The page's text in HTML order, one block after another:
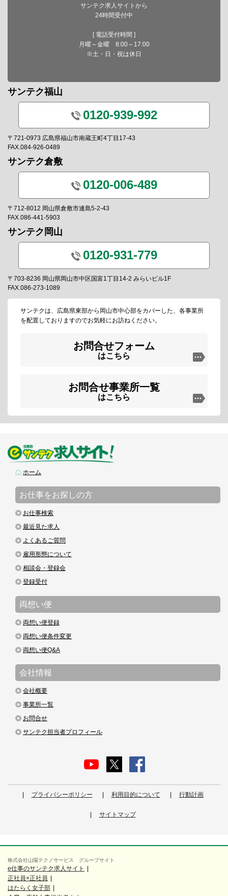
サンテク求人サイトから
24時間受付中
[ 電話受付時間 ]
月曜～金曜 8:00～17:00
※土・日・祝は休日
サンテク福山
0120-939-992
〒721-0973 広島県福山市南蔵王町4丁目17-43
FAX.084-926-0489
サンテク倉敷
0120-006-489
〒712-8012 岡山県倉敷市連島5-2-43
FAX.086-441-5903
サンテク岡山
0120-931-779
〒703-8236 岡山県岡山市中区国富1丁目14-2 みらいビル1F
FAX.086-273-1089
サンテクは、広島県東部から岡山市中心部をカバーした、各事業所
を配置しておりますのでお気軽にお訪ねください。
お問合せフォーム
はこちら
お問合せ事業所一覧
はこちら
ホーム
お仕事をお探しの方
お仕事検索
最近見た求人
よくあるご質問
雇用形態について
相談会・登録会
登録受付
両想い便
両想い便登録
両想い便条件変更
両想い便Q&A
会社情報
会社概要
事業所一覧
お問合せ
サンテク担当者プロフィール
プライバシーポリシー 利用目的について 行動計画
サイトマップ
株式会社山陽テクノサービス グループサイト
e仕事のサンテク求人サイト
正社員×正社員
はたらく女子部